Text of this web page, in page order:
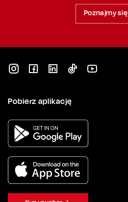
Poznajmy się
Pobierz aplikację